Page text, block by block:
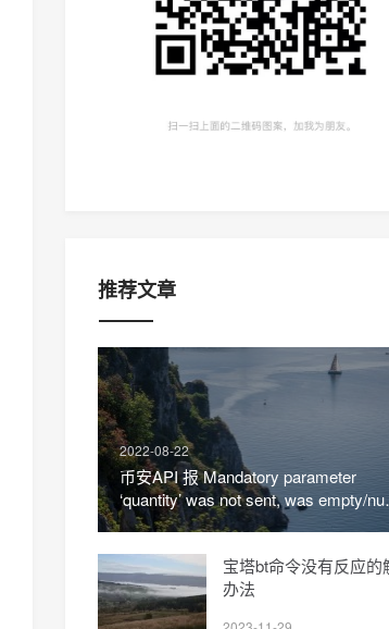
推荐文章
2022-08-22
币安API 报 Mandatory parameter
‘quantity’ was not sent, was empty/
or malformed
宝塔bt命令没有反应的
办法